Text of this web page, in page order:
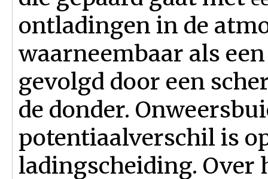
ontladingen in de
waarneembaar als
gevolgd door een
de donder.
potentiaalverschil is
ladingscheiding. Over